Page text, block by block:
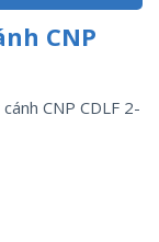
CNP
CNP CDLF 2-